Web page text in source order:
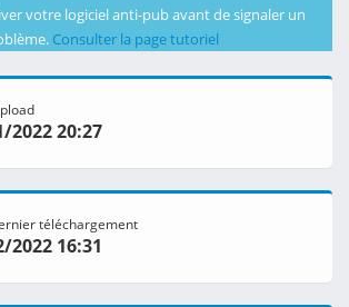
votre logiciel anti-pub avant de signaler un
Consulter la page tutoriel
2022 20:27
téléchargement
2022 16:31